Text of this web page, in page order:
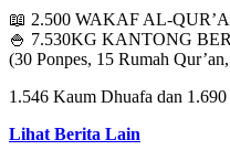
📖 2.500 WAKAF AL-
🍚 7.530KG KANTONG
(30 Ponpes, 15 Rumah
1.546 Kaum Dhuafa dan
Lihat Berita Lain